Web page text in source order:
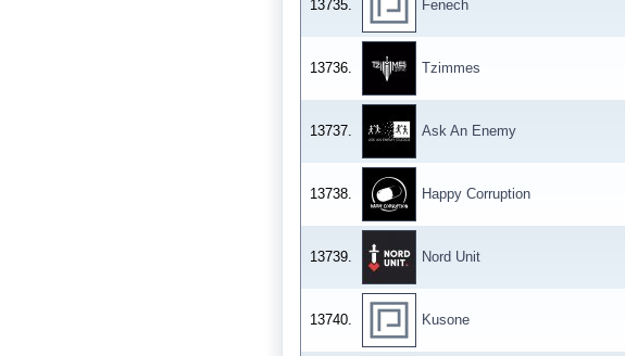
13735. Fenech
13736. Tzimmes
13737. Ask An Enemy
13738. Happy Corruption
13739. Nord Unit
13740. Kusone